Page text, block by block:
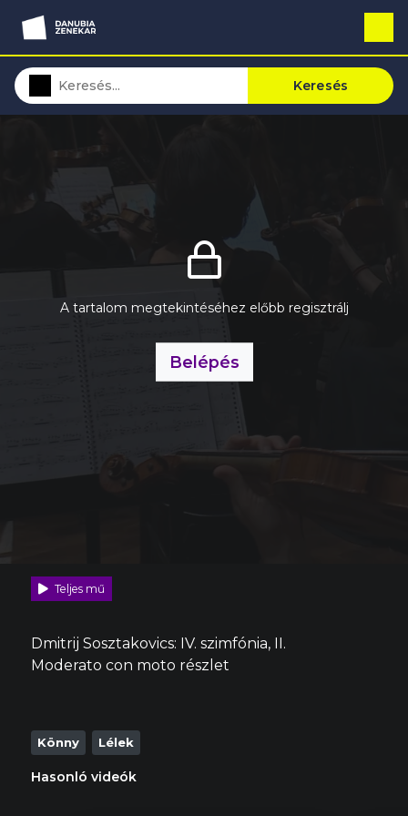
Keresés
A tartalom megtekintéséhez előbb regisztrálj
Belépés
Teljes mű
Dmitrij Sosztakovics: IV. szimfónia, II.
Moderato con moto részlet
Könny Lélek
Hasonló videók